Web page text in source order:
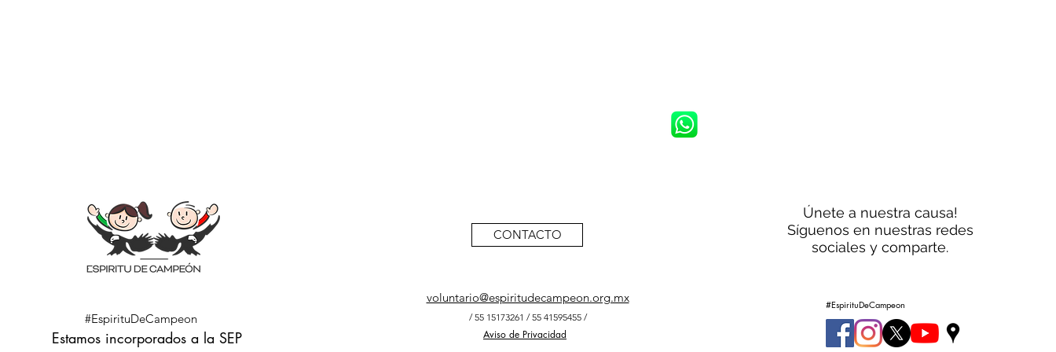
#EspirituDeCampeon
Estamos incorporados a la SEP
CONTACTO
voluntario@espiritudecampeon.org.mx
/ 55 15173261 / 55 41595455 /
Aviso de Privacidad
Únete a nuestra causa!
Síguenos en nuestras redes
sociales y comparte.
#EspirituDeCampeon